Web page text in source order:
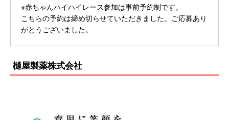
※赤ちゃんハイハイレース参加は事前予約制です。
こちらの予約は締め切らせていただきました。ご応募あり
がとうございました。
樋屋製薬株式会社